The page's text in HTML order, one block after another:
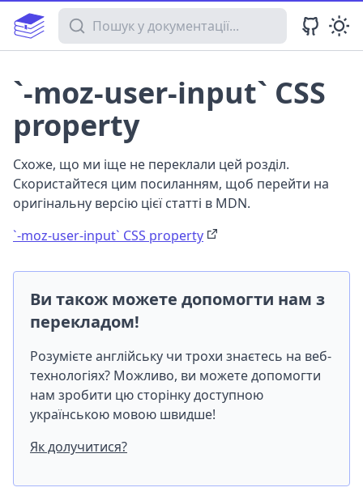
Пошук у документації
`-moz-user-input` CSS
property
Схоже, що ми іще не переклали цей розділ.
Скористайтеся цим посиланням, щоб перейти на
оригінальну версію цієї статті в MDN.
`-moz-user-input` CSS property
Ви також можете допомогти нам з
перекладом!
Розумієте англійську чи трохи знаєтесь на веб-
технологіях? Можливо, ви можете допомогти
нам зробити цю сторінку доступною
українською мовою швидше!
Як долучитися?